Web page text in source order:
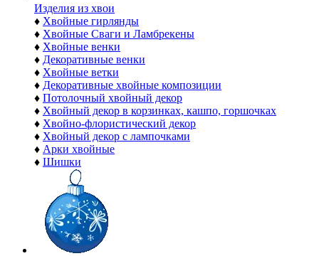
Изделия из хвои
♦ Хвойные гирлянды
♦ Хвойные Сваги и Ламбрекены
♦ Хвойные венки
♦ Декоративные венки
♦ Хвойные ветки
♦ Декоративные хвойные композиции
♦ Потолочный хвойный декор
♦ Хвойный декор в корзинках, кашпо, горшочках
♦ Хвойно-флористический декор
♦ Хвойный декор с лампочками
♦ Арки хвойные
♦ Шишки